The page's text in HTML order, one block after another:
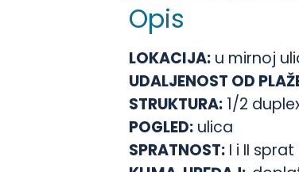
Opis
LOKACIJA: u mirnoj
UDALJENOST OD
STRUKTURA: 1/2
POGLED: ulica
SPRATNOST: I i II sprat